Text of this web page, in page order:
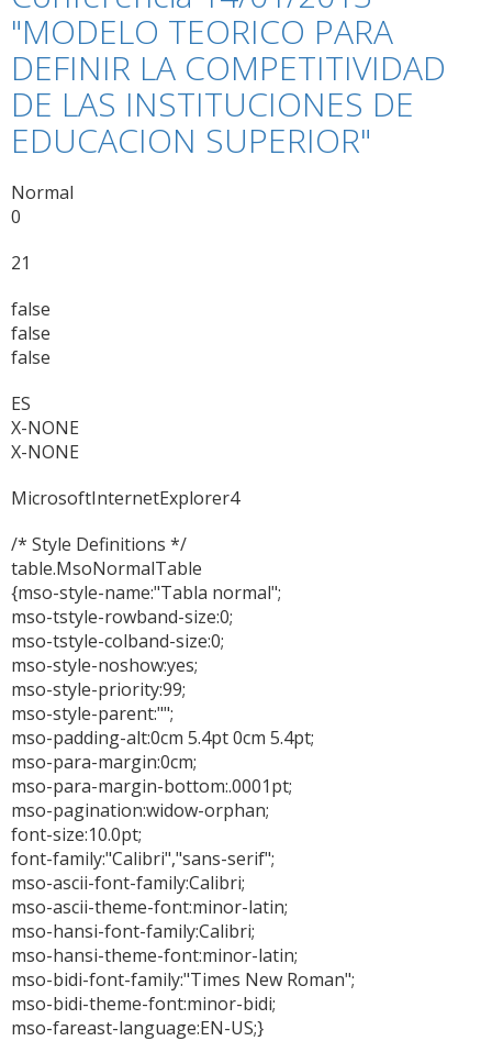
de
León
participa
en
la
Primera
Semana
"MODELO TEORICO PARA
DEFINIR LA COMPETITIVIDAD
DE LAS INSTITUCIONES DE
EDUCACION SUPERIOR"
Normal
0
21
false
false
false
ES
X-NONE
X-NONE
MicrosoftInternetExplorer4
/* Style Definitions */
table.MsoNormalTable
{mso-style-name:"Tabla normal";
mso-tstyle-rowband-size:0;
mso-tstyle-colband-size:0;
mso-style-noshow:yes;
mso-style-priority:99;
mso-style-parent:"";
mso-padding-alt:0cm 5.4pt 0cm 5.4pt;
mso-para-margin:0cm;
mso-para-margin-bottom:.0001pt;
mso-pagination:widow-orphan;
font-size:10.0pt;
font-family:"Calibri","sans-serif";
mso-ascii-font-family:Calibri;
mso-ascii-theme-font:minor-latin;
mso-hansi-font-family:Calibri;
mso-hansi-theme-font:minor-latin;
mso-bidi-font-family:"Times New Roman";
mso-bidi-theme-font:minor-bidi;
mso-fareast-language:EN-US;}